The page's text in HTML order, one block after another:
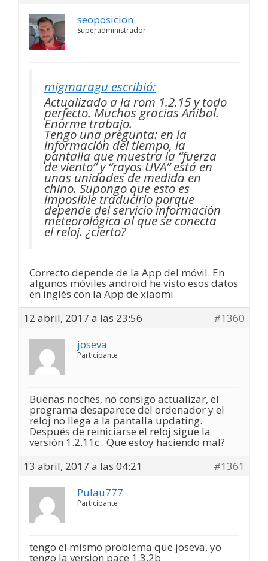
seoposicion
Superadministrador
migmaragu escribió:
Actualizado a la rom 1.2.15 y todo
perfecto. Muchas gracias Anibal.
Enorme trabajo.
Tengo una pregunta: en la
información del tiempo, la
pantalla que muestra la “fuerza
de viento” y “rayos UVA” está en
unas unidades de medida en
chino. Supongo que esto es
imposible traducirlo porque
depende del servicio información
meteorológica al que se conecta
el reloj. ¿cierto?
Correcto depende de la App del móvil. En
algunos móviles android he visto esos datos
en inglés con la App de xiaomi
12 abril, 2017 a las 23:56
#1360
joseva
Participante
Buenas noches, no consigo actualizar, el
programa desaparece del ordenador y el
reloj no llega a la pantalla updating.
Después de reiniciarse el reloj sigue la
versión 1.2.11c . Que estoy haciendo mal?
13 abril, 2017 a las 04:21
#1361
Pulau777
Participante
tengo el mismo problema que joseva, yo
tengo la version pace 1.3.2b